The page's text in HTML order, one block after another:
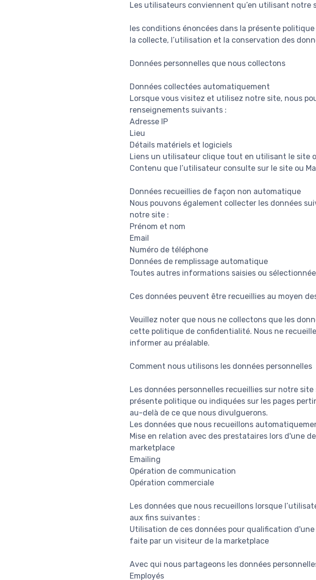
Les utilisateurs conviennent qu’en utilisant notre
les conditions énoncées dans la présente
la collecte, l’utilisation et la conservation des
Données personnelles que nous collectons
Données collectées automatiquement
Lorsque vous visitez et utilisez notre site, nous
renseignements suivants :
Adresse IP
Lieu
Détails matériels et logiciels
Liens un utilisateur clique tout en utilisant le site
Contenu que l’utilisateur consulte sur le site ou
Données recueillies de façon non automatique
Nous pouvons également collecter les données
notre site :
Prénom et nom
Email
Numéro de téléphone
Données de remplissage automatique
Toutes autres informations saisies ou
Ces données peuvent être recueillies au moyen
Veuillez noter que nous ne collectons que les
cette politique de confidentialité. Nous ne
informer au préalable.
Comment nous utilisons les données personnelles
Les données personnelles recueillies sur notre
présente politique ou indiquées sur les pages
au-delà de ce que nous divulguerons.
Les données que nous recueillons
Mise en relation avec des prestataires lors d'une
marketplace
Emailing
Opération de communication
Opération commerciale
Les données que nous recueillons lorsque
aux fins suivantes :
Utilisation de ces données pour qualification
faite par un visiteur de la marketplace
Avec qui nous partageons les données
Employés